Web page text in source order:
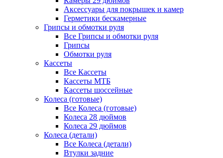
Аксессуары для покрышек и камер
Герметики бескамерные
Грипсы и обмотки руля
Все Грипсы и обмотки руля
Грипсы
Обмотки руля
Кассеты
Все Кассеты
Кассеты МТБ
Кассеты шоссейные
Колеса (готовые)
Все Колеса (готовые)
Колеса 28 дюймов
Колеса 29 дюймов
Колеса (детали)
Все Колеса (детали)
Втулки задние